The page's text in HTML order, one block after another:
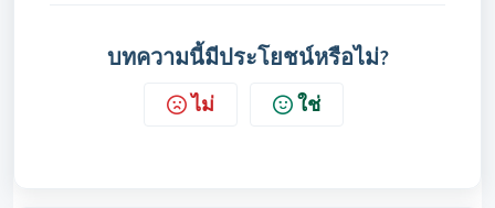
บทความนี้มีประโยชน์หรือไม่?
ไม่ ใช่